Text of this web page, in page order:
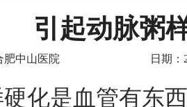
引起动脉粥
肥中山医院 日期：
化是血管有东